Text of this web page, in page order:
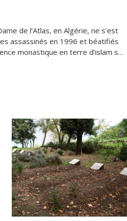
de l’Atlas, en Algérie, ne s’est
assassinés en 1996 et béatifiés
monastique en terre d’islam se
moines de la communauté